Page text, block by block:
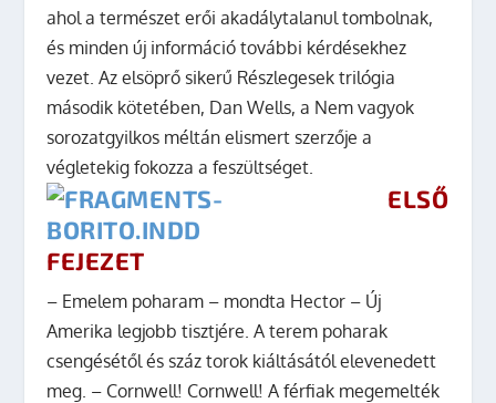
ahol a természet erői akadálytalanul tombolnak,
és minden új információ további kérdésekhez
vezet.Az elsöprő sikerű Részlegesek trilógia
második kötetében, Dan Wells, a Nem vagyok
sorozatgyilkos méltán elismert szerzője a
végletekig fokozza a feszültséget.
ELSŐ
FEJEZET
– Emelem poharam – mondta Hector – Új
Amerika legjobb tisztjére. A terem poharak
csengésétől és száz torok kiáltásától elevenedett
meg. – Cornwell! Cornwell! A férfiak megemelték